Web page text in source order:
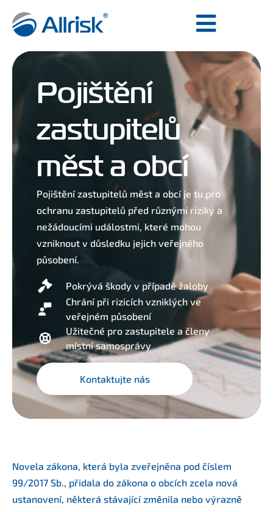
Pojištění
zastupitelů
měst a obcí
Pojištění zastupitelů měst a obcí je tu pro
ochranu zastupitelů před různými riziky a
nežádoucími událostmi, které mohou
vzniknout v důsledku jejich veřejného
působení.
Pokrývá škody v případě žaloby
Chrání při rizicích vzniklých ve
veřejném působení
Užitečné pro zastupitele a členy
místní samosprávy
Kontaktujte nás
Novela zákona, která byla zveřejněna pod číslem
99/2017 Sb., přidala do zákona o obcích zcela nová
ustanovení, některá stávající změnila nebo výrazně